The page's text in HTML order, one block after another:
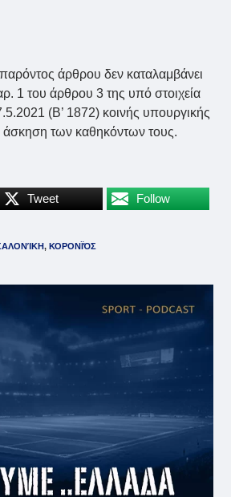
άρθρου δεν καταλαμβάνει
1 του άρθρου 3 της υπό στοιχεία
(Β’ 1872) κοινής υπουργικής
των καθηκόντων τους.
Tweet Follow
, ΚΟΡΟΝΪΌΣ